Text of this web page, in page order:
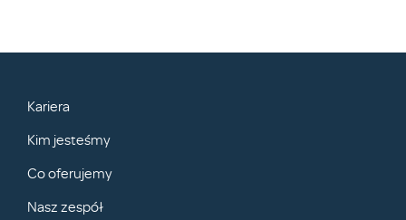
Kariera
Kim jesteśmy
Co oferujemy
Nasz zespół